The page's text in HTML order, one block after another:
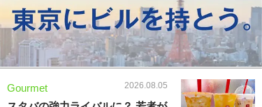
Gourmet 2026.08.05